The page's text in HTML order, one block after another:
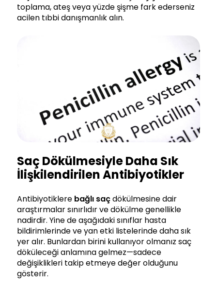
toplama, ateş veya yüzde şişme fark ederseniz
acilen tıbbi danışmanlık alın.
Saç Dökülmesiyle Daha Sık
İlişkilendirilen Antibiyotikler
Antibiyotiklere bağlı saçdökülmesine dair
araştırmalar sınırlıdır ve dökülme genellikle
nadirdir. Yine de aşağıdaki sınıflar hasta
bildirimlerinde ve yan etki listelerinde daha sık
yer alır. Bunlardan birini kullanıyor olmanız saç
döküleceği anlamına gelmez—sadece
değişiklikleri takip etmeye değer olduğunu
gösterir.